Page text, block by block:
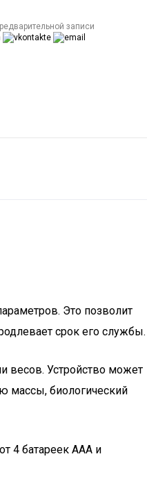
записи
Это позволит
срок его службы.
весов. Устройство может
массы, биологический
4 батареек ААА и